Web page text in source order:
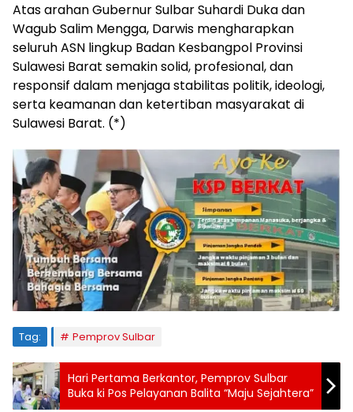
Atas arahan Gubernur Sulbar Suhardi Duka dan
Wagub Salim Mengga, Darwis mengharapkan
seluruh ASN lingkup Badan Kesbangpol Provinsi
Sulawesi Barat semakin solid, profesional, dan
responsif dalam menjaga stabilitas politik, ideologi,
serta keamanan dan ketertiban masyarakat di
Sulawesi Barat. (*)
Tag: Pemprov Sulbar
Hari Pertama Berkantor, Pemprov Sulbar
Buka ki Pos Pelayanan Balita “Maju Sejahtera”